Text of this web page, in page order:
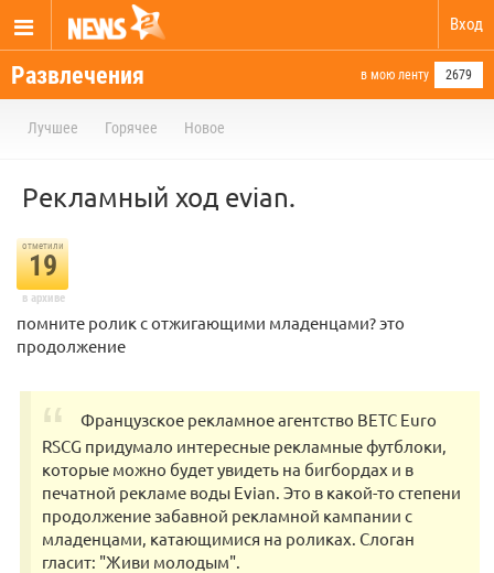
Вход
Развлечения в мою ленту 2679
Лучшее Горячее Новое
Рекламный ход evian.
отметили
19
в архиве
помните ролик с отжигающими младенцами? это
продолжение
Французское рекламное агентство BETC Euro
RSCG придумало интересные рекламные футблоки,
которые можно будет увидеть на бигбордах и в
печатной рекламе воды Evian. Это в какой-то степени
продолжение забавной рекламной кампании с
младенцами, катающимися на роликах. Слоган
гласит: "Живи молодым".